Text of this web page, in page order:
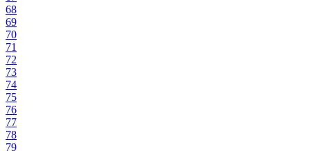
68
69
70
71
72
73
74
75
76
77
78
79